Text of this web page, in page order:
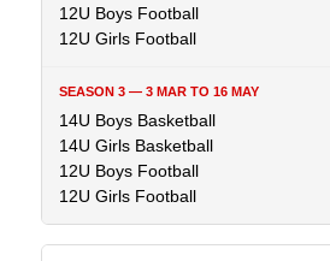
12U Boys Football
12U Girls Football
14U Boys Basketball
14U Girls Basketball
12U Boys Football
12U Girls Football